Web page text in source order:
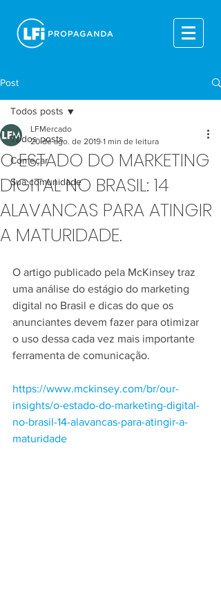
Post
Todos posts
Começar
Sua comunidade
Todos posts
O ESTADO DO MARKETING
DIGITAL NO BRASIL: 14
ALAVANCAS PARA ATINGIR
A MATURIDADE.
LFMercado
20 de ago. de 2019 1 min de leitura
O artigo publicado pela McKinsey traz
uma análise do estágio do marketing
digital no Brasil e dicas do que os
anunciantes devem fazer para otimizar
o uso dessa cada vez mais importante
ferramenta de comunicação.
https://www.mckinsey.com/br/our-
insights/o-estado-do-marketing-digital-
no-brasil-14-alavancas-para-atingir-a-
maturidade